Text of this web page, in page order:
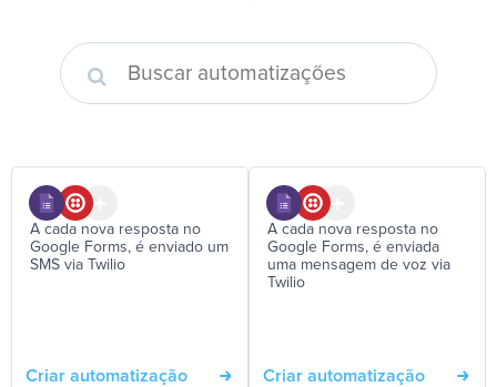
A cada nova resposta no
Google Forms, é enviado um
SMS via Twilio
Criar automatização
A cada nova resposta no
Google Forms, é enviada
uma mensagem de voz via
Twilio
Criar automatização